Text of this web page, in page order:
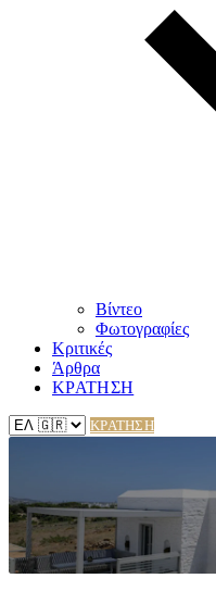
Βίντεο
Φωτογραφίες
Κριτικές
Άρθρα
ΚΡΑΤΗΣΗ
ΚΡΑΤΗΣΗ